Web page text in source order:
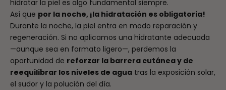
hidratar la piel es algo fundamental siempre.
Así que por la noche, ¡la hidratación es obligatoria!
Durante la noche, la piel entra en modo reparación y
regeneración. Si no aplicamos una hidratante adecuada
—aunque sea en formato ligero—, perdemos la
oportunidad de reforzar la barrera cutánea y de
reequilibrar los niveles de agua tras la exposición solar,
el sudor y la polución del día.